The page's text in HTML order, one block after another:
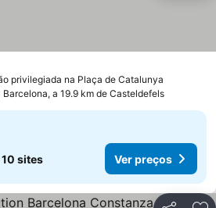
privilegiada na Plaça de Catalunya
Barcelona, a 19.9 km de Casteldefels
10 sites Ver preços